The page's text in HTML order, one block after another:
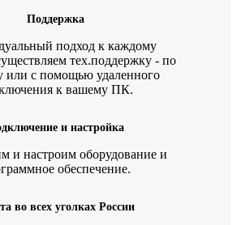
Поддержка
подход к каждому
тех.поддержку - по
или с помощью удаленного
к вашему ПК.
и настройка
и настроим оборудование и
обеспечение.
во всех уголках России